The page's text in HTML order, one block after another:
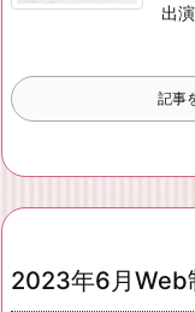
出
記事
2023年6月Web